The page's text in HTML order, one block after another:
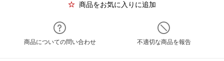
商品をお気に入りに追加
商品についての問い合わせ 不適切な商品を報告